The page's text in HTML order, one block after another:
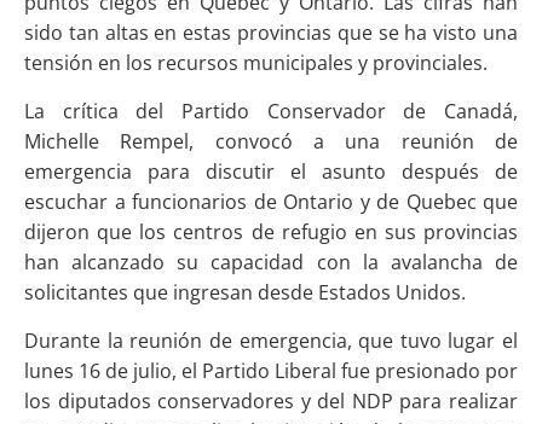
sido tan altas en estas provincias que se ha visto una
tensión en los recursos municipales y provinciales.
La crítica del Partido Conservador de Canadá,
Michelle Rempel, convocó a una reunión de
emergencia para discutir el asunto después de
escuchar a funcionarios de Ontario y de Quebec que
dijeron que los centros de refugio en sus provincias
han alcanzado su capacidad con la avalancha de
solicitantes que ingresan desde Estados Unidos.
Durante la reunión de emergencia, que tuvo lugar el
lunes 16 de julio, el Partido Liberal fue presionado por
los diputados conservadores y del NDP para realizar